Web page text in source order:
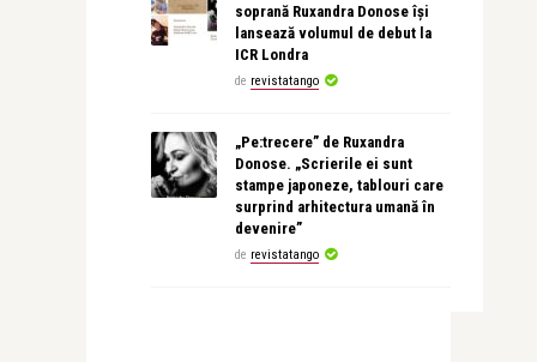
soprană Ruxandra Donose își
lansează volumul de debut la
ICR Londra
de revistatango
„Pe:trecere” de Ruxandra
Donose. „Scrierile ei sunt
stampe japoneze, tablouri care
surprind arhitectura umană în
devenire”
de revistatango